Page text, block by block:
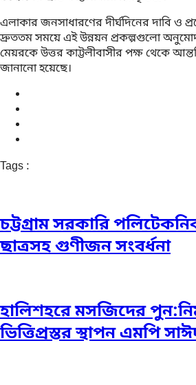
এলাকার জনসাধারণের দীর্ঘদিনের দাবি ও
দ্রুততম সময়ে এই উন্নয়ন প্রকল্পগুলো
মেয়রকে উত্তর কাট্টলীবাসীর পক্ষ থেকে
জানানো হয়েছে।
Tags :
চট্টগ্রাম সরকারি
ছাত্রসহ গুণীজন সংবর্ধনা
হালিশহরে মসজিদের
ভিত্তিপ্রস্তর স্থাপন এমপি